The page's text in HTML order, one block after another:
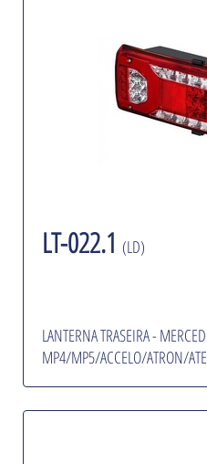
LT-022.1 (LD)
LANTERNA TRASEIRA -
MP4/MP5/ACCELO/ATRON/